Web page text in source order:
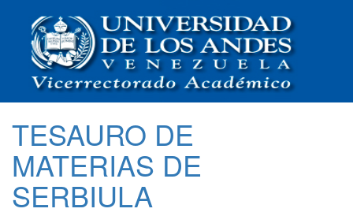
TESAURO DE
MATERIAS DE
SERBIULA